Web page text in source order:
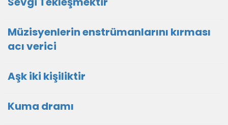
Müzisyenlerin enstrümanlarını kırması
acı verici
Aşk iki kişiliktir
Kuma dramı